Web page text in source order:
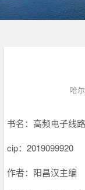
哈
书名：高频电子线路
cip： 2019099920
作者：阳昌汉主编